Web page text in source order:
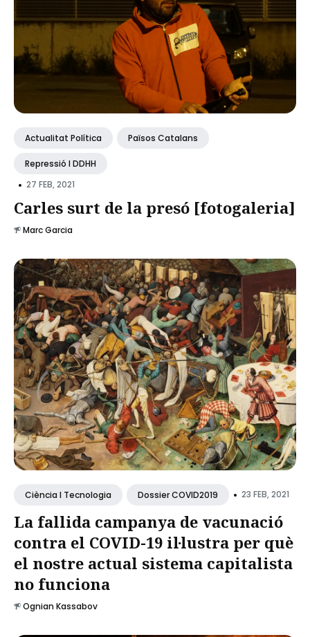
Actualitat Política Països Catalans
Repressió I DDHH
• 27 FEB, 2021
Carles surt de la presó [fotogaleria]
Marc Garcia
Ciència I Tecnologia Dossier COVID2019 • 23 FEB, 2021
La fallida campanya de vacunació
contra el COVID-19 il·lustra per què
el nostre actual sistema capitalista
no funciona
Ognian Kassabov